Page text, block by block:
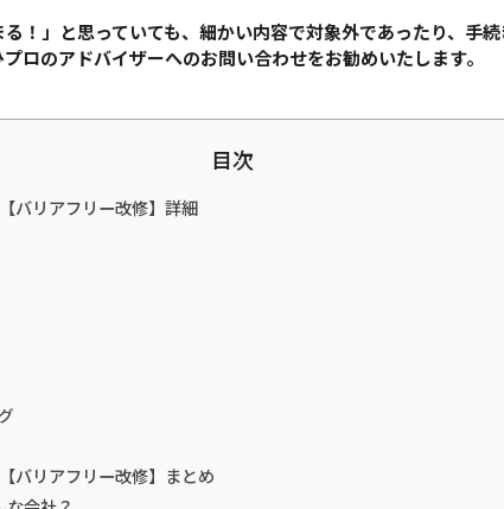
！」と思っていても、 細かい内容で対象外であったり、手
ロのアドバイザーへのお問い合わせをお勧めいたします。
目次
バリアフリー改修】詳細
バリアフリー改修】まとめ